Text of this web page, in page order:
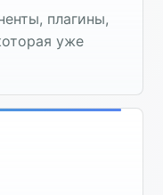
плагины,
уже